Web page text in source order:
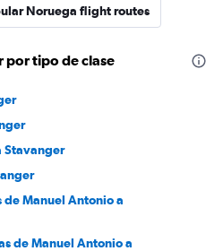
Noruega flight routes
por tipo de clase
Stavanger
de Manuel Antonio a
de Manuel Antonio a